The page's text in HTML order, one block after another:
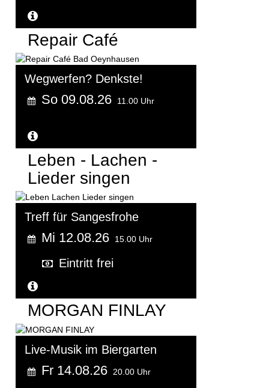
Repair Café
Wegwerfen? Denkste!
So 09.08.26 11.00 Uhr
Leben - Lachen -
Lieder singen
Treff für Sangesfrohe
Mi 12.08.26 15.00 Uhr
Eintritt frei
MORGAN FINLAY
Live-Musik im Biergarten
Fr 14.08.26 20.00 Uhr